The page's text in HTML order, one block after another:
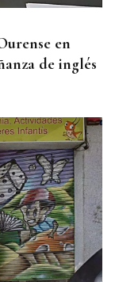
en
de inglés